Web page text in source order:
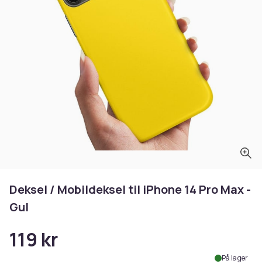
Deksel / Mobildeksel til iPhone 14 Pro Max -
Gul
119 kr
På lager